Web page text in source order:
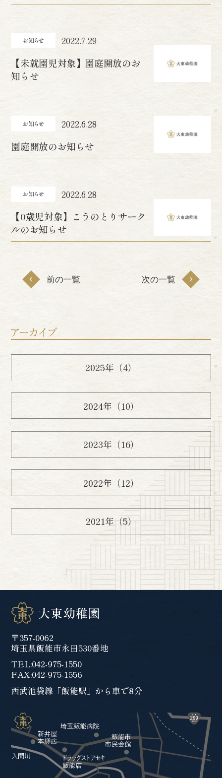
2022.7.29
【未就園児対象】園庭開放のお
知らせ
2022.6.28
園庭開放のお知らせ
2022.6.28
【0歳児対象】こうのとりサーク
ルのお知らせ
前の一覧 次の一覧
2025年（4）
2024年（10）
2023年（16）
2022年（12）
2021年（5）
〒357-0062
埼玉県飯能市永田530番地
TEL:042-975-1550
FAX:042-975-1556
西武池袋線「飯能駅」から車で8分